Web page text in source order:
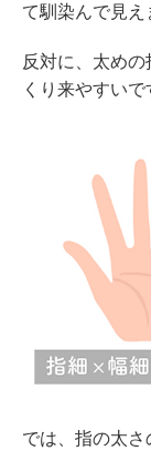
て馴染んで見え
反対に、太め
くり来やすいで
では、指の太さ